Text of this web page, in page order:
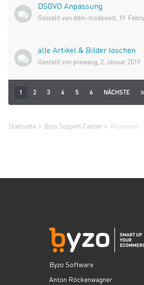
DSGVO Anpassung
Gestellt von ddm-modewelt, 19.
alle Artikel & Bilder löschen
Gestellt von prewaug, 2. Januar 2019
1 2 3 4 5 6 NÄCHSTE
Startseite Byzo Support Center Allgemein
Byzo Software
Anton Röckenwagner